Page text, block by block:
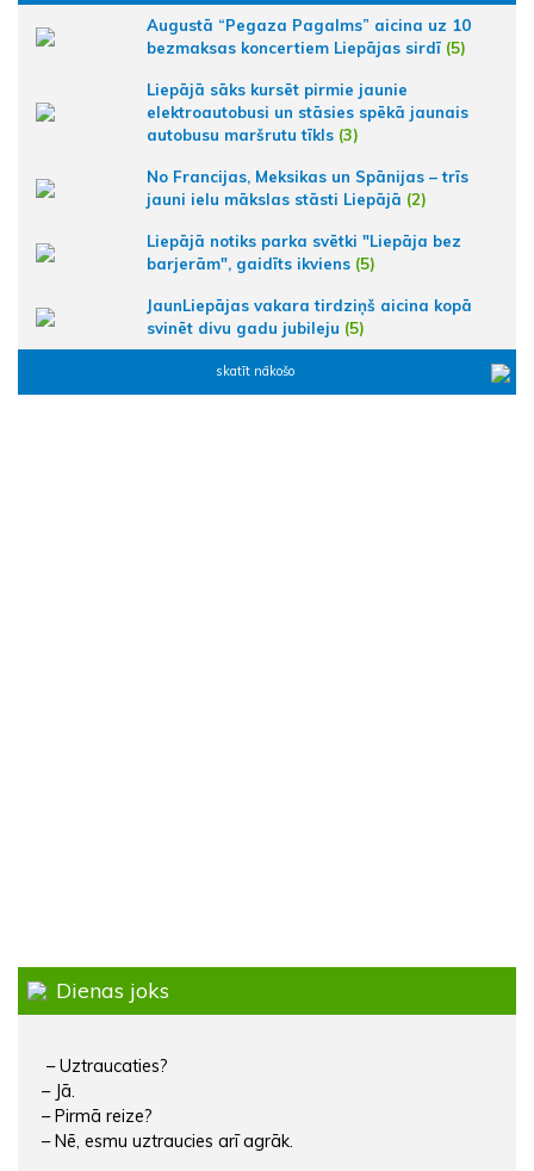
Augustā “Pegaza Pagalms” aicina uz 10
bezmaksas koncertiem Liepājas sirdī (5)
Liepājā sāks kursēt pirmie jaunie
elektroautobusi un stāsies spēkā jaunais
autobusu maršrutu tīkls (3)
No Francijas, Meksikas un Spānijas – trīs
jauni ielu mākslas stāsti Liepājā (2)
Liepājā notiks parka svētki "Liepāja bez
barjerām", gaidīts ikviens (5)
JaunLiepājas vakara tirdziņš aicina kopā
svinēt divu gadu jubileju (5)
skatīt nākošo
Dienas joks
– Uztraucaties?
– Jā.
– Pirmā reize?
– Nē, esmu uztraucies arī agrāk.